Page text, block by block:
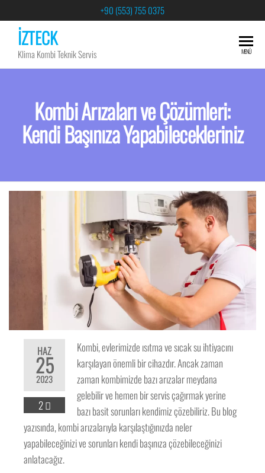
+90 (553) 755 0375
İZTECK
Klima Kombi Teknik Servis MENÜ
Kombi Arızaları ve Çözümleri:
Kendi Başınıza Yapabilecekleriniz
HAZ
25
2023
2
Kombi, evlerimizde ısıtma ve sıcak su ihtiyacını
karşılayan önemli bir cihazdır. Ancak zaman
zaman kombimizde bazı arızalar meydana
gelebilir ve hemen bir servis çağırmak yerine
bazı basit sorunları kendimiz çözebiliriz. Bu blog
yazısında, kombi arızalarıyla karşılaştığınızda neler
yapabileceğinizi ve sorunları kendi başınıza çözebileceğinizi
anlatacağız.